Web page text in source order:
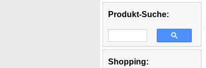
Produkt-Suche:
Shopping: